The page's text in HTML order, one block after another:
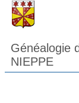
Généalogie
NIEPPE